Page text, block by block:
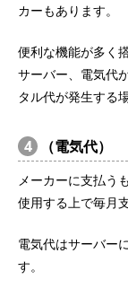
カーもあります。
便利な機能が多く
サーバー、電気代
タル代が発生する
4 （電気代）
メーカーに支払う
使用する上で毎月
電気代はサーバー
す。